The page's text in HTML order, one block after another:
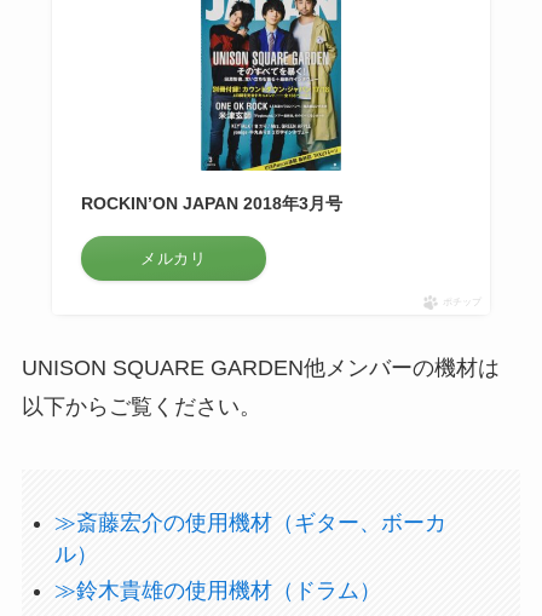
ROCKIN’ON JAPAN 2018年3月号
メルカリ
ポチップ
UNISON SQUARE GARDEN他メンバーの機材は
以下からご覧ください。
≫斎藤宏介の使用機材（ギター、ボーカ
ル）
≫鈴木貴雄の使用機材（ドラム）